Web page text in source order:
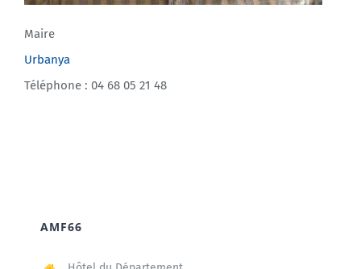
Maire
Urbanya
Téléphone : 04 68 05 21 48
AMF66